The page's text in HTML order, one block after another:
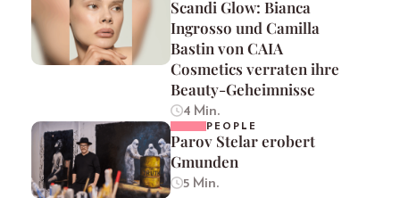
Scandi Glow: Bianca
Ingrosso und Camilla
Bastin von CAIA
Cosmetics verraten ihre
Beauty-Geheimnisse
4 Min.
PEOPLE
Parov Stelar erobert
Gmunden
5 Min.